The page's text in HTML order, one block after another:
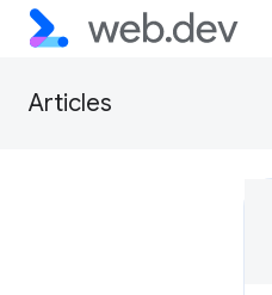
Articles